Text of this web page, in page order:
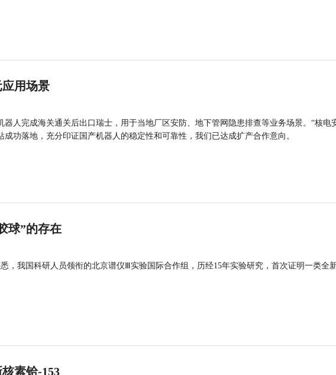
用场景
人完成海关通关后出口瑞士，用于当地厂区安防、地下管网隐患排查等业务场景。“核电
功落地，充分印证国产机器人的稳定性和可靠性，我们已达成扩产合作意向。
球”的存在
，我国科研人员领衔的北京谱仪Ⅲ实验国际合作组，历经15年实验研究，首次证明一类全
素铪-153